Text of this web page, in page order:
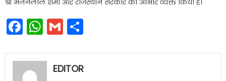
श्री भजनलाल शर्मा और राजस्थान सरकार का आभार व्यक्त किया है।
Facebook
WhatsApp
GmailShare
EDITOR